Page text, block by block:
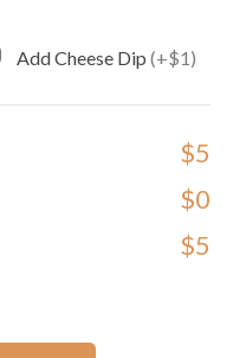
Add Cheese Dip (+$1)
$5
$0
$5